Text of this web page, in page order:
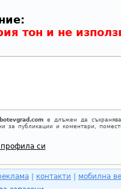
тон и не
botevgrad.comе длъжен да
за публикации и коментари,
си
контакти
мобилна